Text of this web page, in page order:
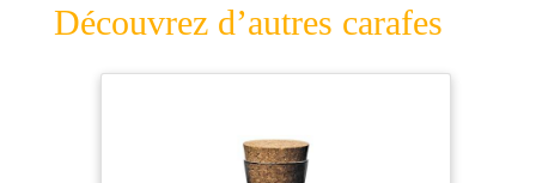
Découvrez d’autres carafes